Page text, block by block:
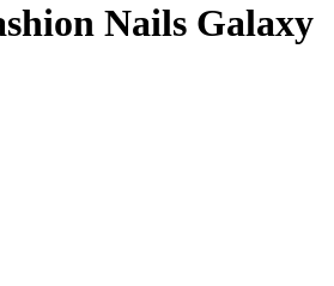
Nails Galaxy